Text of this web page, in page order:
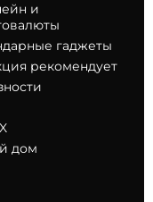
и
гаджеты
рекомендует
дом